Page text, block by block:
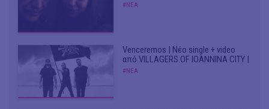
#ΝΕΑ
Venceremos | Νέο single + video
από VILLAGERS OF IOANNINA CITY |
#ΝΕΑ